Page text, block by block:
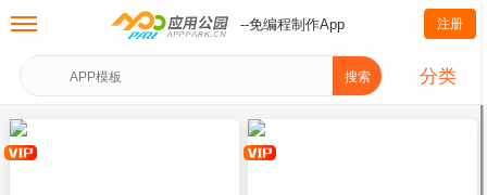
--免编程制作App 注册
搜索 分类